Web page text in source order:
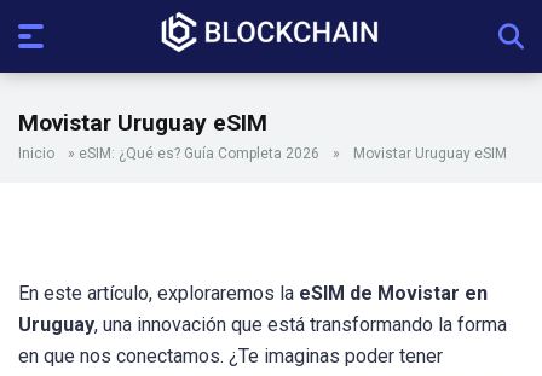
Movistar Uruguay eSIM
Inicio » eSIM: ¿Qué es? Guía Completa 2026 » Movistar Uruguay eSIM
En este artículo, exploraremos la eSIM de Movistar en
Uruguay, una innovación que está transformando la forma
en que nos conectamos. ¿Te imaginas poder tener